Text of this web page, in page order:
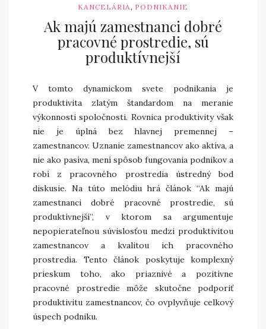
KANCELÁRIA, PODNIKANIE
Ak majú zamestnanci dobré
pracovné prostredie, sú
produktívnejší
V tomto dynamickom svete podnikania je
produktivita zlatým štandardom na meranie
výkonnosti spoločnosti. Rovnica produktivity však
nie je úplná bez hlavnej premennej –
zamestnancov. Uznanie zamestnancov ako aktíva, a
nie ako pasíva, mení spôsob fungovania podnikov a
robí z pracovného prostredia ústredný bod
diskusie. Na túto melódiu hrá článok “Ak majú
zamestnanci dobré pracovné prostredie, sú
produktívnejší”, v ktorom sa argumentuje
nepopierateľnou súvislosťou medzi produktivitou
zamestnancov a kvalitou ich pracovného
prostredia. Tento článok poskytuje komplexný
prieskum toho, ako priaznivé a pozitívne
pracovné prostredie môže skutočne podporiť
produktivitu zamestnancov, čo ovplyvňuje celkový
úspech podniku.